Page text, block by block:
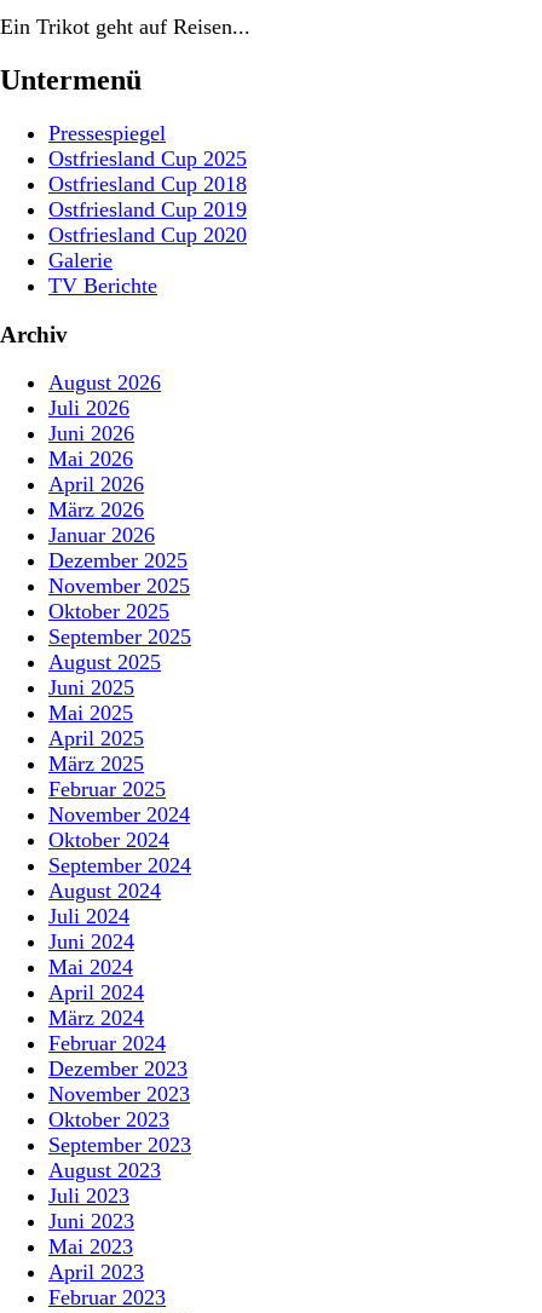
Ein Trikot geht auf Reisen...
Untermenü
Pressespiegel
Ostfriesland Cup 2025
Ostfriesland Cup 2018
Ostfriesland Cup 2019
Ostfriesland Cup 2020
Galerie
TV Berichte
Archiv
August 2026
Juli 2026
Juni 2026
Mai 2026
April 2026
März 2026
Januar 2026
Dezember 2025
November 2025
Oktober 2025
September 2025
August 2025
Juni 2025
Mai 2025
April 2025
März 2025
Februar 2025
November 2024
Oktober 2024
September 2024
August 2024
Juli 2024
Juni 2024
Mai 2024
April 2024
März 2024
Februar 2024
Dezember 2023
November 2023
Oktober 2023
September 2023
August 2023
Juli 2023
Juni 2023
Mai 2023
April 2023
Februar 2023